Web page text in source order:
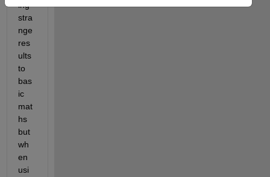
ing
stra
nge
res
ults
to
bas
ic
mat
hs
but
wh
en
usi